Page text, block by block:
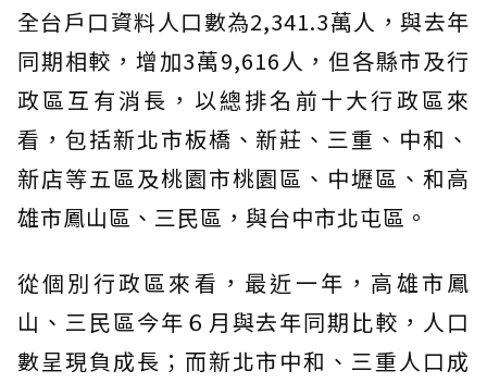
全台戶口資料人口數為2,341.3萬人，與去年
同期相較，增加3萬9,616人，但各縣市及行
政區互有消長，以總排名前十大行政區來
看，包括新北市板橋、新莊、三重、中和、
新店等五區及桃園市桃園區、中壢區、和高
雄市鳳山區、三民區，與台中市北屯區。
從個別行政區來看，最近一年，高雄市鳳
山、三民區今年６月與去年同期比較，人口
數呈現負成長；而新北市中和、三重人口成